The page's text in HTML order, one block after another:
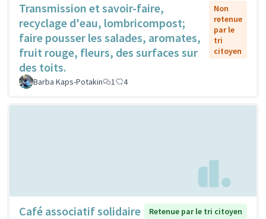
Transmission et savoir-faire,
recyclage d'eau, lombricompost;
faire pousser les salades, aromates,
fruit rouge, fleurs, des surfaces sur
des toits.
Non
retenue
par le
tri
citoyen
Barba Kaps-Potakin 1 4
Café associatif solidaire
Retenue par le tri citoyen